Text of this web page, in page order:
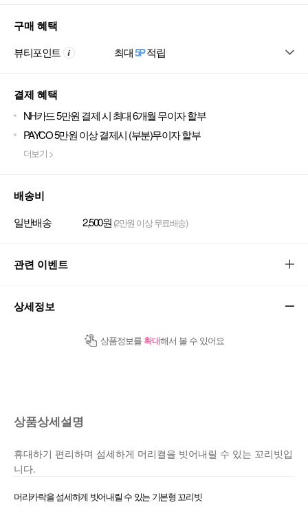
구매 혜택
뷰티포인트 최대5P적립
결제 혜택
NH카드 5만원 결제 시 최대 6개월 무이자 할부
PAYCO 5만원 이상 결제시 (부분)무이자 할부
더보기 >
배송비
일반배송 2,500원 (2만원 이상 무료배송)
관련 이벤트
상세정보
상품정보를 확대해서 볼 수 있어요
상품상세설명
휴대하기 편리하며 섬세하게 머리켤을 빗어내릴 수 있는 꼬리빗입
니다.
머리카락을 섬세하게 빗어내릴 수 있는 기본형 꼬리빗